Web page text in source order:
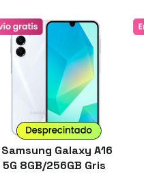
Samsung Galaxy A16
5G 8GB/256GB Gris